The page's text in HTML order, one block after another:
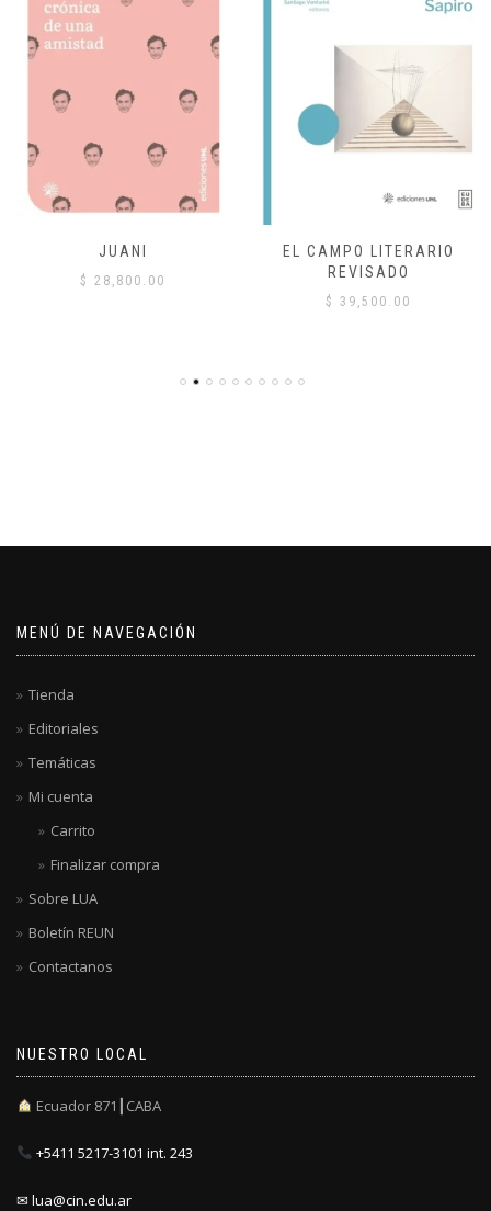
JUANI
$ 28,800.00
EL CAMPO LITERARIO
REVISADO
$ 39,500.00
MENÚ DE NAVEGACIÓN
Tienda
Editoriales
Temáticas
Mi cuenta
Carrito
Finalizar compra
Sobre LUA
Boletín REUN
Contactanos
NUESTRO LOCAL
Ecuador 871┃CABA
+5411 5217-3101 int. 243
✉ lua@cin.edu.ar